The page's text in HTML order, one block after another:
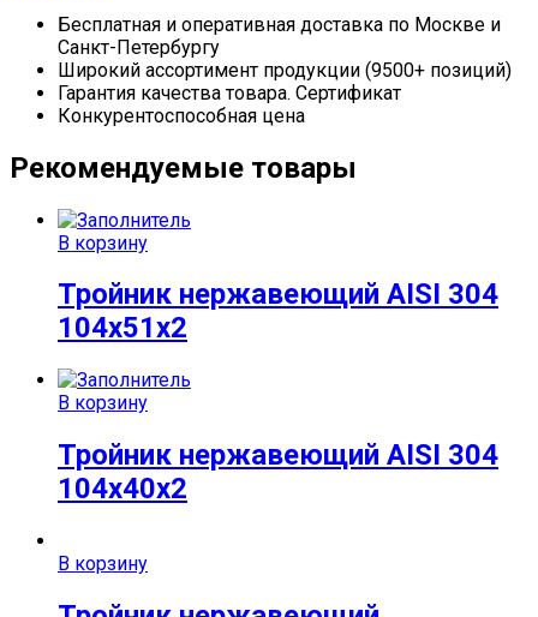
Бесплатная и оперативная доставка по Москве и
Санкт-Петербургу
Широкий ассортимент продукции (9500+ позиций)
Гарантия качества товара. Сертификат
Конкурентоспособная цена
Рекомендуемые товары
В корзину
Тройник нержавеющий AISI 304
104х51х2
В корзину
Тройник нержавеющий AISI 304
104х40х2
В корзину